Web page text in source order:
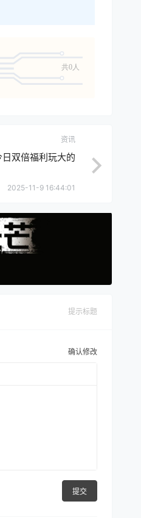
共0人
资讯
双倍福利玩大的
2025-11-9 16:44:01
提示标题
确认修改
提交